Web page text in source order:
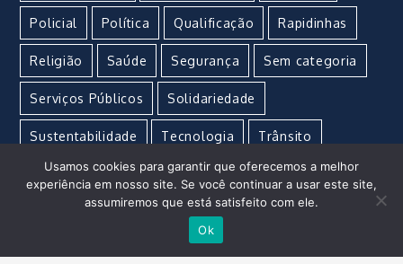
Policial Política Qualificação Rapidinhas
Religião Saúde Segurança Sem categoria
Serviços Públicos Solidariedade
Sustentabilidade Tecnologia Trânsito
Turismo Urgente Vacina Violência
Usamos cookies para garantir que oferecemos a melhor
experiência em nosso site. Se você continuar a usar este site,
assumiremos que está satisfeito com ele.
Ok